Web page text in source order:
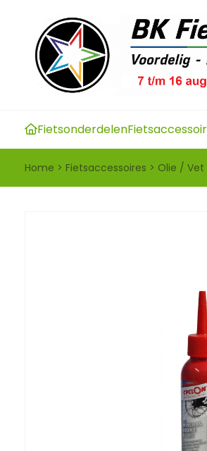
Fietsonderdelen
Home > Fietsaccessoires > Olie / Vet